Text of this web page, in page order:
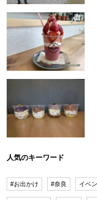
人気のキーワード
#お出かけ #奈良 イベ